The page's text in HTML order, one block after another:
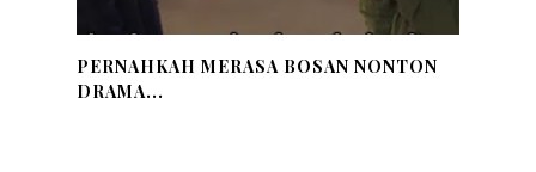
PERNAHKAH MERASA BOSAN NONTON
DRAMA...